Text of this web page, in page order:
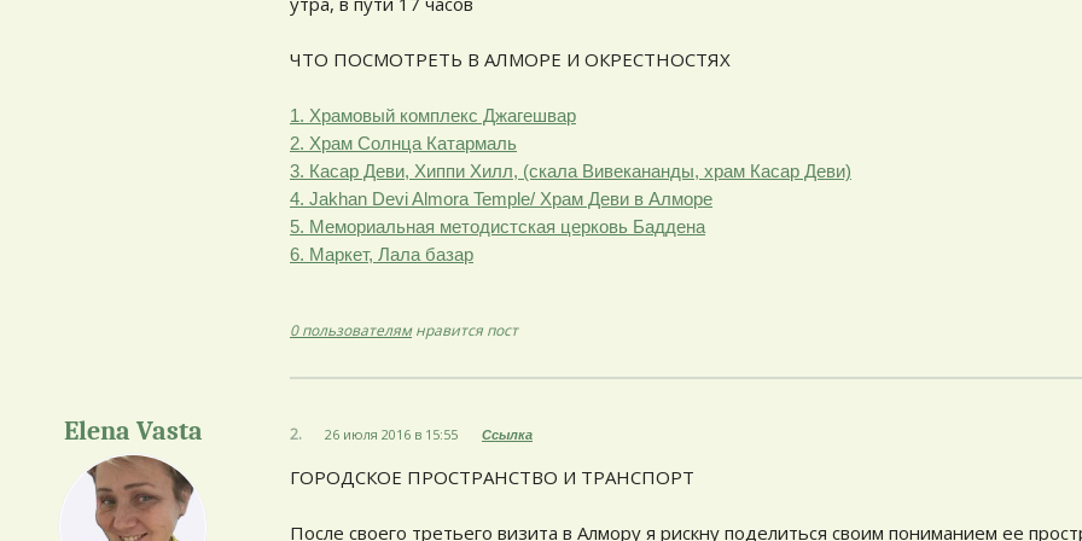
ЧТО ПОСМОТРЕТЬ В АЛМОРЕ И ОКРЕСТНОСТЯХ
1. Храмовый комплекс Джагешвар
2. Храм Солнца Катармаль
3. Касар Деви, Хиппи Хилл, (скала Вивекананды, храм Касар Деви)
4. Jakhan Devi Almora Temple/ Храм Деви в Алморе
5. Мемориальная методистская церковь Баддена
6. Маркет, Лала базар
0 пользователямнравится пост
Elena Vasta 2. 26 июля 2016 в 15:55 Ссылка
ГОРОДСКОЕ ПРОСТРАНСТВО И ТРАНСПОРТ
После своего третьего визита в Алмору я рискну поделиться своим пониманием ее